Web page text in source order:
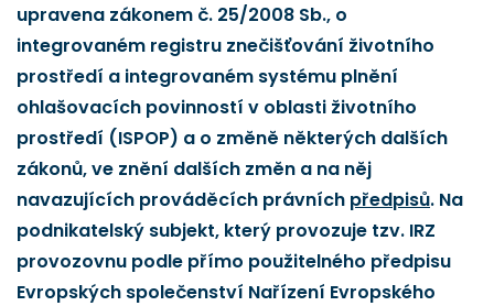
upravena zákonem č. 25/2008 Sb., o
integrovaném registru znečišťování životního
prostředí a integrovaném systému plnění
ohlašovacích povinností v oblasti životního
prostředí (ISPOP) a o změně některých dalších
zákonů, ve znění dalších změn a na něj
navazujících prováděcích právních předpisů. Na
podnikatelský subjekt, který provozuje tzv. IRZ
provozovnu podle přímo použitelného předpisu
Evropských společenství Nařízení Evropského